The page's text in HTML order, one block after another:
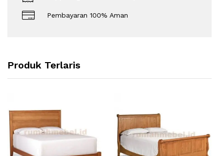
Pembayaran 100% Aman
Produk Terlaris